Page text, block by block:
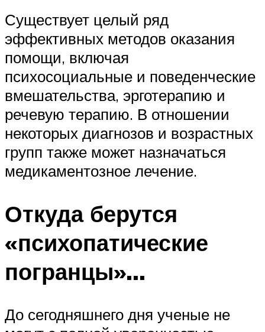
Существует целый ряд
эффективных методов оказания
помощи, включая
психосоциальные и поведенческие
вмешательства, эрготерапию и
речевую терапию. В отношении
некоторых диагнозов и возрастных
групп также может назначаться
медикаментозное лечение.
Откуда берутся
«психопатические
погранцы»…
До сегодняшнего дня ученые не